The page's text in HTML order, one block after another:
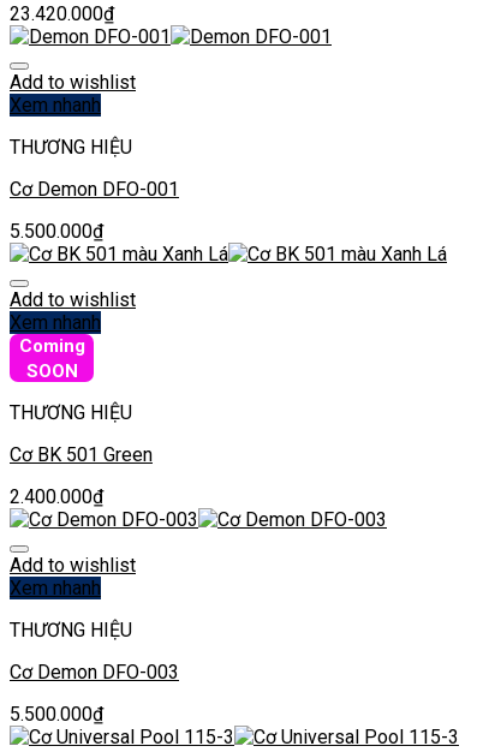
23.420.000₫
Add to wishlist
Xem nhanh
THƯƠNG HIỆU
Cơ Demon DFO-001
5.500.000₫
Add to wishlist
Xem nhanh
Coming
SOON
THƯƠNG HIỆU
Cơ BK 501 Green
2.400.000₫
Add to wishlist
Xem nhanh
THƯƠNG HIỆU
Cơ Demon DFO-003
5.500.000₫